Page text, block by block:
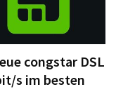
congstar DSL
s im besten